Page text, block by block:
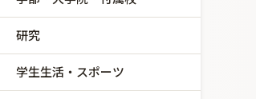
研究
学生生活・スポーツ